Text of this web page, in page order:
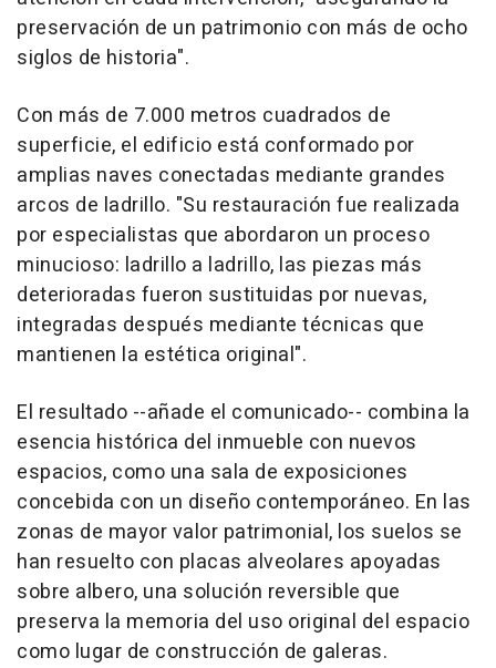
preservación de un patrimonio con más de ocho
siglos de historia".
Con más de 7.000 metros cuadrados de
superficie, el edificio está conformado por
amplias naves conectadas mediante grandes
arcos de ladrillo. "Su restauración fue realizada
por especialistas que abordaron un proceso
minucioso: ladrillo a ladrillo, las piezas más
deterioradas fueron sustituidas por nuevas,
integradas después mediante técnicas que
mantienen la estética original".
El resultado --añade el comunicado-- combina la
esencia histórica del inmueble con nuevos
espacios, como una sala de exposiciones
concebida con un diseño contemporáneo. En las
zonas de mayor valor patrimonial, los suelos se
han resuelto con placas alveolares apoyadas
sobre albero, una solución reversible que
preserva la memoria del uso original del espacio
como lugar de construcción de galeras.